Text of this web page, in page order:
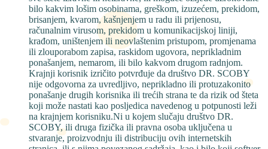
bilo kakvim lošim osobinama, greškom, izuzećem, prekidom,
brisanjem, kvarom, kašnjenjem u radu ili prijenosu,
računalnim virusom, prekidom u komunikacijskoj liniji,
krađom, uništenjem ili neovlaštenim pristupom, promjenama
ili zlouporabom zapisa, raskidom ugovora, neprikladnim
ponašanjem, nemarom, ili bilo kakvom drugom radnjom.
Krajnji korisnik izričito potvrđuje da društvo DR. SCOBY
nije odgovorna za uvredljivo, neprikladno ili protuzakonito
ponašanje drugih korisnika ili trećih strana te da rizik od šteta
koji može nastati kao posljedica navedenog u potpunosti leži
na krajnjem korisniku.Ni u kojem slučaju društvo DR.
SCOBY, ili druga fizička ili pravna osoba uključena u
stvaranje, proizvodnju ili distribuciju ovih internetskih